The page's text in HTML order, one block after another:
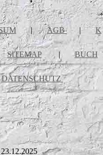
| AGB | K
SITEMAP | BUCH
DATENSCHUTZ